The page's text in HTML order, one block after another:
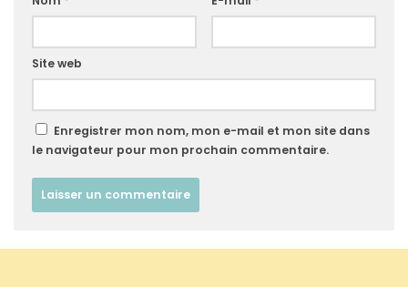
Site web
Enregistrer mon nom, mon e-mail et mon site dans
le navigateur pour mon prochain commentaire.